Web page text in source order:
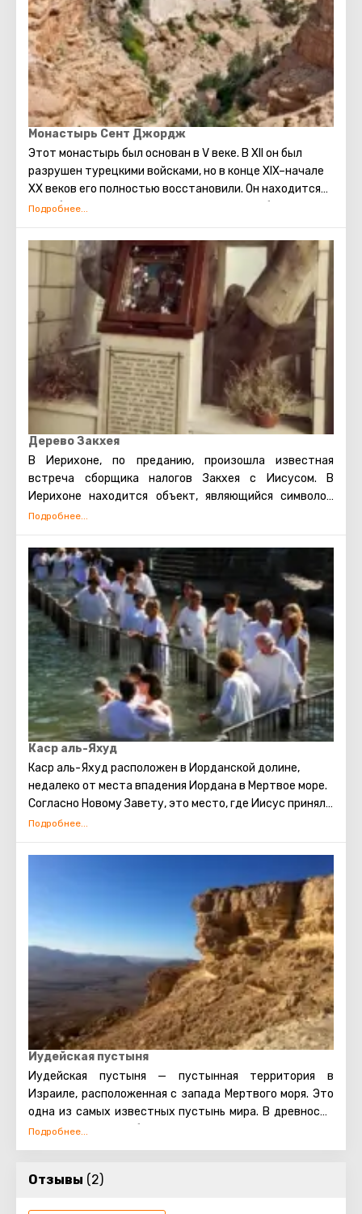
Монастырь Сент Джордж
Этот монастырь был основан в V веке. В XII он был
разрушен турецкими войсками, но в конце XIX–начале
XX веков его полностью восстановили. Он находится
на небольшом уступе отвесной скалы, и добраться до
за небольшую плату. Это мужской монастырь, и
раньше туда не пускали женщин, но сейчас ситуация
изменилась. В Монастыре рады путникам – монахи
даже могут угостить посетителей соками
собственного приготовления. В самой скале есть много
заброшенных келий, где когда-то жили монахи-
отшельники.
Дерево Закхея
В Иерихоне, по преданию, произошла известная
встреча сборщика налогов Закхея с Иисусом. В
Иерихоне находится объект, являющийся символом
той встречи – известное дерево Закхея.
это дерево пришлось забраться Закхею, чтобы
увидеть Христа, после чего Иисус заметил мытаря и
заговорил с ним (это событие подробно описано в
Новом Завете).
На данный момент это пятнадцатиметровое дерево
сикомора (семейство Тутовых) находится рядом с
греческим храмом в Иерихоне и является одной из
самых популярных достопримечательностей, которую
стремятся увидеть туристы.
Каср аль-Яхуд
Каср аль-Яхуд расположен в Иорданской долине,
недалеко от места впадения Иордана в Мертвое море.
Согласно Новому Завету, это место, где Иисус принял
Крещение от Иоанна Крестителя. Считается истинным
Иудейская пустыня
Иудейская пустыня — пустынная территория в
Израиле, расположенная с запада Мертвого моря. Это
одна из самых известных пустынь мира. В древности
она служила убежищем для отшельников и
повстанцев, а в наши дни здесь живут бедуины и
Путешествия по Иудейской пустыне популярны у
Отзывы (2)